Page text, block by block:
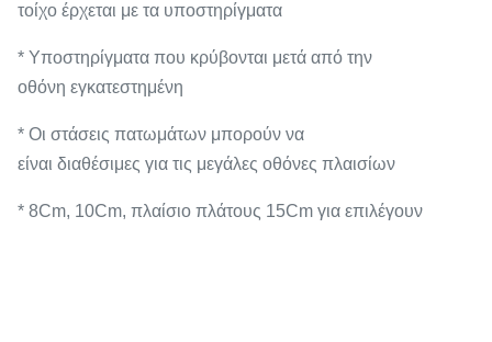
τοίχο έρχεται με τα υποστηρίγματα
* Υποστηρίγματα που κρύβονται μετά από την
οθόνη εγκατεστημένη
* Οι στάσεις πατωμάτων μπορούν να
είναι διαθέσιμες για τις μεγάλες οθόνες πλαισίων
* 8Cm, 10Cm, πλαίσιο πλάτους 15Cm για επιλέγουν